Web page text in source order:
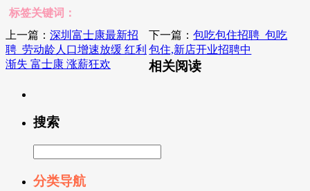
标签关键词：
上一篇： 深圳富士康最新招
聘_劳动龄人口增速放缓 红利
渐失 富士康 涨薪狂欢
下一篇：包吃包住招聘_包吃
包住,新店开业招聘中
相关阅读
搜索
分类导航